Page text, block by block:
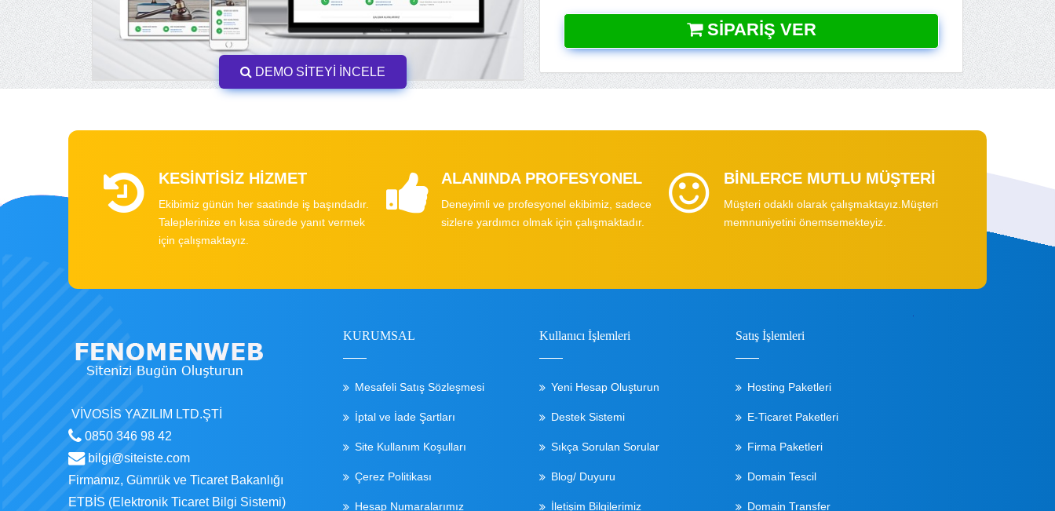
DEMO SİTEYİ İNCELE
SIPARIŞ VER
KESİNTİSİZ HİZMET
Ekibimiz günün her saatinde iş başındadır.
Taleplerinize en kısa sürede yanıt vermek
için çalışmaktayız.
ALANINDA PROFESYONEL
Deneyimli ve profesyonel ekibimiz, sadece
sizlere yardımcı olmak için çalışmaktadır.
BİNLERCE MUTLU MÜŞTERİ
Müşteri odaklı olarak çalışmaktayız.Müşteri
memnuniyetini önemsemekteyiz.
VİVOSİS YAZILIM LTD.ŞTİ
0850 346 98 42
bilgi@siteiste.com
Firmamız, Gümrük ve Ticaret Bakanlığı
ETBİS (Elektronik Ticaret Bilgi Sistemi)
KURUMSAL
Mesafeli Satış Sözleşmesi
İptal ve İade Şartları
Site Kullanım Koşulları
Çerez Politikası
Hesap Numaralarımız
Kullanıcı İşlemleri
Yeni Hesap Oluşturun
Destek Sistemi
Sıkça Sorulan Sorular
Blog/ Duyuru
İletişim Bilgilerimiz
Satış İşlemleri
Hosting Paketleri
E-Ticaret Paketleri
Firma Paketleri
Domain Tescil
Domain Transfer